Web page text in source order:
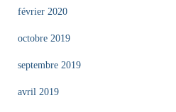
février 2020
octobre 2019
septembre 2019
avril 2019